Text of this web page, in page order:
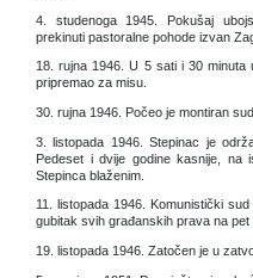
4. studenoga 1945. Pokušaj
prekinuti pastoralne pohode izvan
18. rujna 1946. U 5 sati i 30
pripremao za misu.
30. rujna 1946. Počeo je montiran
3. listopada 1946. Stepinac je
Pedeset i dvije godine kasnije, na
Stepinca blaženim.
11. listopada 1946. Komunistički
gubitak svih građanskih prava na pet
19. listopada 1946. Zatočen je u